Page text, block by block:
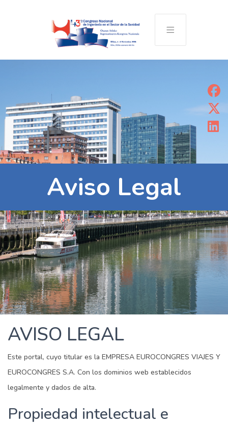
Aviso Legal
AVISO LEGAL
Este portal, cuyo titular es la EMPRESA EUROCONGRES VIAJES Y
EUROCONGRES S.A. Con los dominios web establecidos
legalmente y dados de alta.
Propiedad intelectual e